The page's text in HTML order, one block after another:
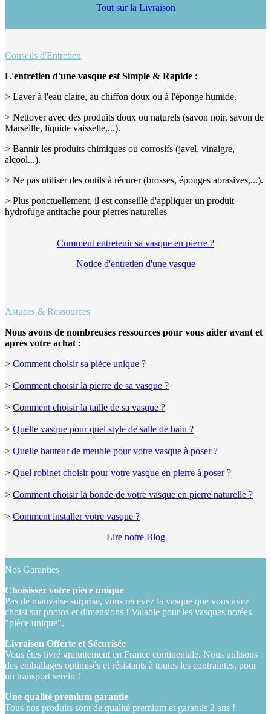
Tout sur la Livraison
Conseils d'Entretien
L'entretien d'une vasque est Simple & Rapide :
> Laver à l'eau claire, au chiffon doux ou à l'éponge humide.
> Nettoyer avec des produits doux ou naturels (savon noir, savon de
Marseille, liquide vaisselle,...).
> Bannir les produits chimiques ou corrosifs (javel, vinaigre,
alcool...).
> Ne pas utiliser des outils à récurer (brosses, éponges abrasives,...).
> Plus ponctuellement, il est conseillé d'appliquer un produit
hydrofuge antitache pour pierres naturelles
Comment entretenir sa vasque en pierre ?
Notice d'entretien d'une vasque
Astuces & Ressources
Nous avons de nombreuses ressources pour vous aider avant et
après votre achat :
> Comment choisir sa pièce unique ?
> Comment choisir la pierre de sa vasque ?
> Comment choisir la taille de sa vasque ?
> Quelle vasque pour quel style de salle de bain ?
> Quelle hauteur de meuble pour votre vasque à poser ?
> Quel robinet choisir pour votre vasque en pierre à poser ?
> Comment choisir la bonde de votre vasque en pierre naturelle ?
> Comment installer votre vasque ?
Lire notre Blog
Nos Garanties
Choisissez votre pièce unique
Pas de mauvaise surprise, vous recevez la vasque que vous avez
choisi sur photos et dimensions ! Valable pour les vasques notées
"pièce unique".
Livraison Offerte et Sécurisée
Vous êtes livré gratuitement en France continentale. Nous utilisons
des emballages optimisés et résistants à toutes les contraintes, pour
un transport serein !
Une qualité premium garantie
Tous nos produits sont de qualité premium et garantis 2 ans !